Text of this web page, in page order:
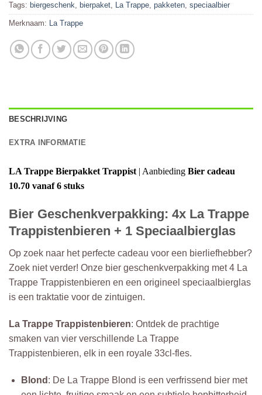
Tags: biergeschenk, bierpaket, La Trappe, pakketen, speciaalbier
Merknaam: La Trappe
BESCHRIJVING
EXTRA INFORMATIE
LA Trappe Bierpakket Trappist | Aanbieding Bier cadeau
10.70 vanaf 6 stuks
Bier Geschenkverpakking: 4x La Trappe
Trappistenbieren + 1 Speciaalbierglas
Op zoek naar het perfecte cadeau voor een bierliefhebber?
Zoek niet verder! Onze bier geschenkverpakking met 4 La
Trappe Trappistenbieren en een origineel speciaalbierglas
is een traktatie voor de zintuigen.
La Trappe Trappistenbieren: Ontdek de prachtige
smaken van vier verschillende La Trappe
Trappistenbieren, elk in een royale 33cl-fles.
Blond : De La Trappe Blond is een verfrissend bier met